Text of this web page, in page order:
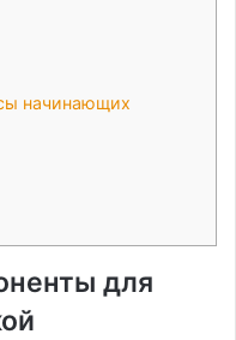
начинающих
для